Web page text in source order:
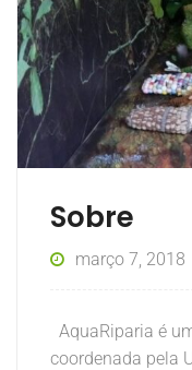
Sobre
março 7, 2018
AquaRiparia é
coordenada pela